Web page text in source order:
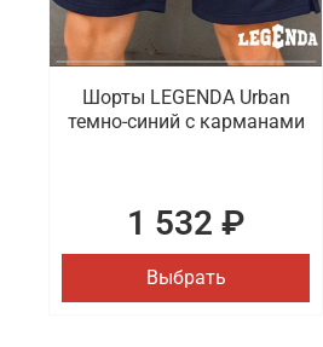
Шорты LEGENDA Urban
темно-синий с карманами
1 532 ₽
Выбрать